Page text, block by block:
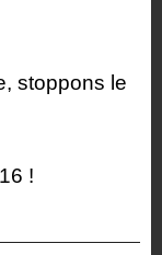
stoppons le
!